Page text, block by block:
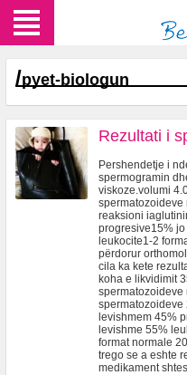
/pyet-biologun
Rezultati i
Pershendetje i
spermogramin
viskoze.volumi
spermatozoideve
reaksioni
progresive15%
leukocite1-2
përdorur
cila ka kete
koha e likvidimit
spermatozoideve
spermatozoideve
levishmem 45%
levishme 55%
format normale
trego se a eshte
medikament